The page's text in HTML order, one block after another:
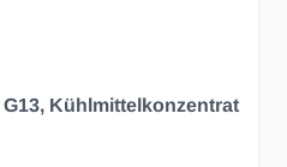
Kühlmittelkonzentrat